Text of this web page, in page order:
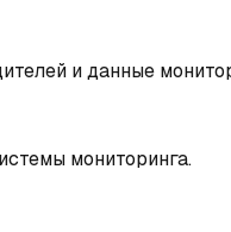
и данные
мониторинга.